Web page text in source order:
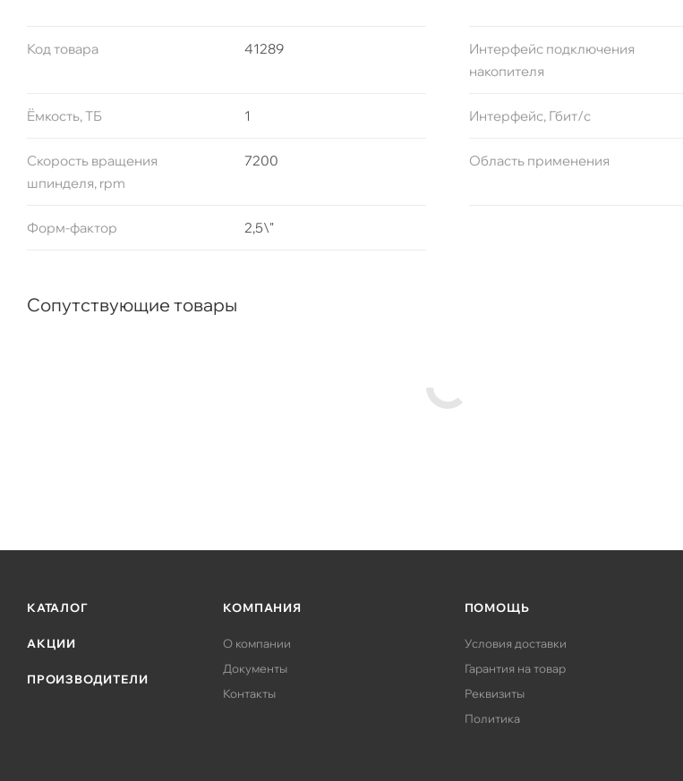
Код товара 41289
Интерфейс подключения
накопителя
Ëмкость, ТБ 1 Интерфейс, Гбит/с
Скорость вращения
шпинделя, rpm
7200 Область применения
Форм-фактор 2,5\"
Сопутствующие товары
КАТАЛОГ
АКЦИИ
ПРОИЗВОДИТЕЛИ
КОМПАНИЯ
О компании
Документы
Контакты
ПОМОЩЬ
Условия доставки
Гарантия на товар
Реквизиты
Политика